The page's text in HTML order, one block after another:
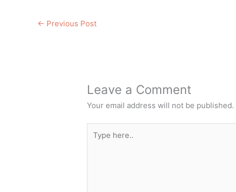
← Previous Post
Leave a Comment
Your email address will not be published.
here..